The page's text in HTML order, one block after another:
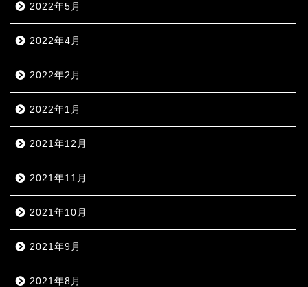
2022年5月
2022年4月
2022年2月
2022年1月
2021年12月
2021年11月
2021年10月
2021年9月
2021年8月